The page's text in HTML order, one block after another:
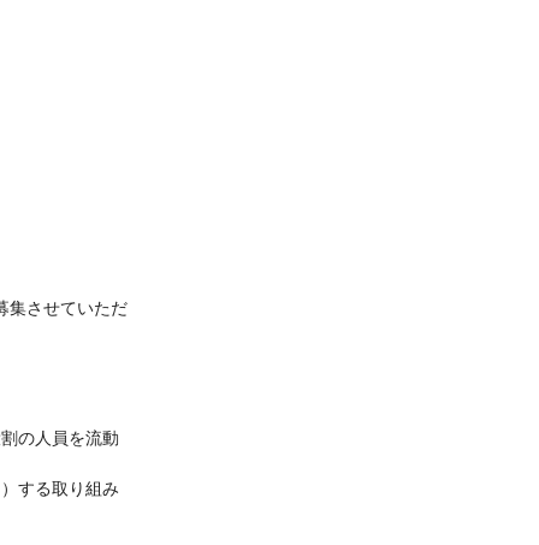
集させていただ
の人員を流動
する取り組み